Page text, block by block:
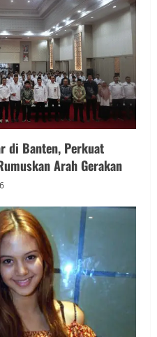
di Banten, Perkuat
Arah Gerakan